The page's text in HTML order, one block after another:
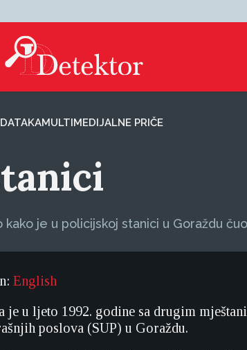
MULTIMEDIJALNE PRIČE
je u policijskoj stanici u Goraždu
English
je u ljeto 1992. godine sa drugim
poslova (SUP) u Goraždu.